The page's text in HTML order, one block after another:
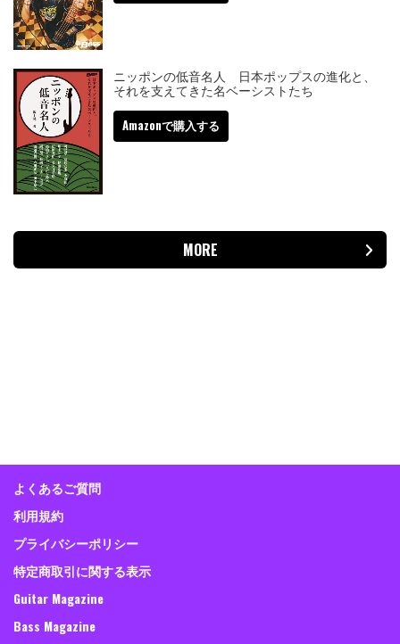
ニッポンの低音名人 日本ポップスの進化と、
それを支えてきた名ベーシストたち
Amazonで購入する
MORE
よくあるご質問
利用規約
プライバシーポリシー
特定商取引に関する表示
Guitar Magazine
Bass Magazine